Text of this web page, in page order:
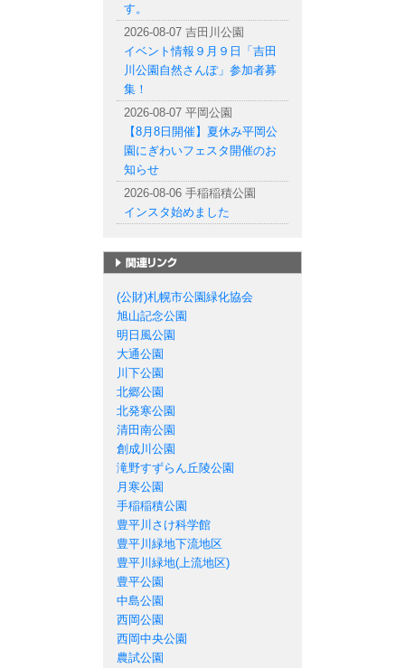
す。
2026-08-07 吉田川公園
イベント情報９月９日「吉田
川公園自然さんぽ」参加者募
集！
2026-08-07 平岡公園
【8月8日開催】夏休み平岡公
園にぎわいフェスタ開催のお
知らせ
2026-08-06 手稲稲積公園
インスタ始めました
(公財)札幌市公園緑化協会
旭山記念公園
明日風公園
大通公園
川下公園
北郷公園
北発寒公園
清田南公園
創成川公園
滝野すずらん丘陵公園
月寒公園
手稲稲積公園
豊平川さけ科学館
豊平川緑地下流地区
豊平川緑地(上流地区)
豊平公園
中島公園
西岡公園
西岡中央公園
農試公園